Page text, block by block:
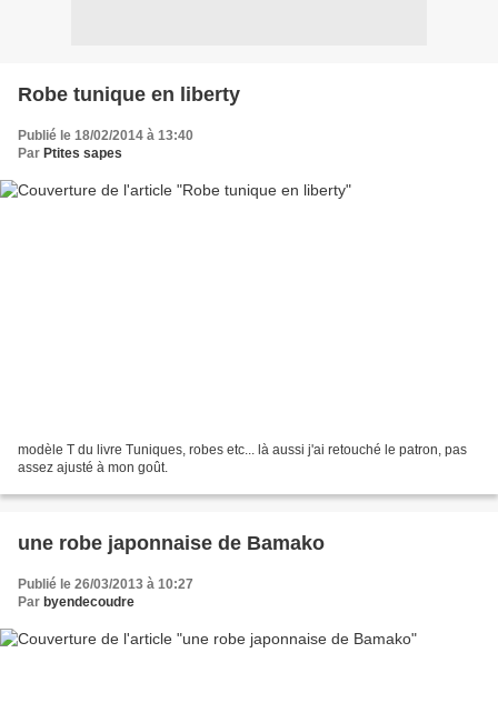
Robe tunique en liberty
Publié le 18/02/2014 à 13:40
Par Ptites sapes
modèle T du livre Tuniques, robes etc... là aussi j'ai retouché le patron, pas
assez ajusté à mon goût.
une robe japonnaise de Bamako
Publié le 26/03/2013 à 10:27
Par byendecoudre